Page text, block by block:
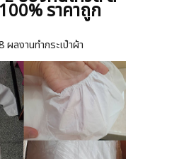
ราคาถูก
ผลงานทำกระเป๋าผ้า